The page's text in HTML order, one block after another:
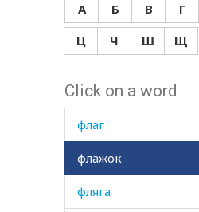
А Б В Г
Ц
Ч Ш Щ
Click on a word
фигуристый
фильм
финик
флаг
флажок
фляга